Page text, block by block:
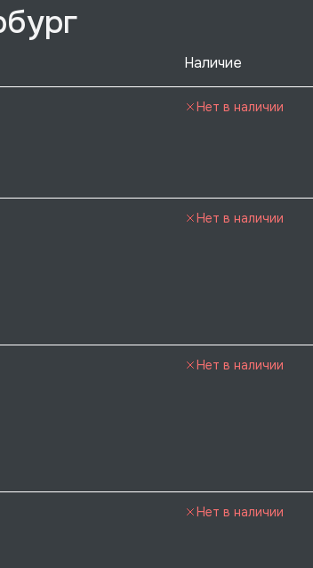
Наличие
Нет в наличии
Нет в наличии
Нет в наличии
Нет в наличии